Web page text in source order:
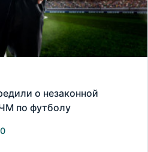
о незаконной
по футболу
0